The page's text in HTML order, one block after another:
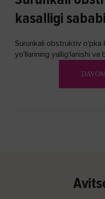
kasalligi
Surunkali obstruktiv o'pka
yo'llarining yallig'lanishi